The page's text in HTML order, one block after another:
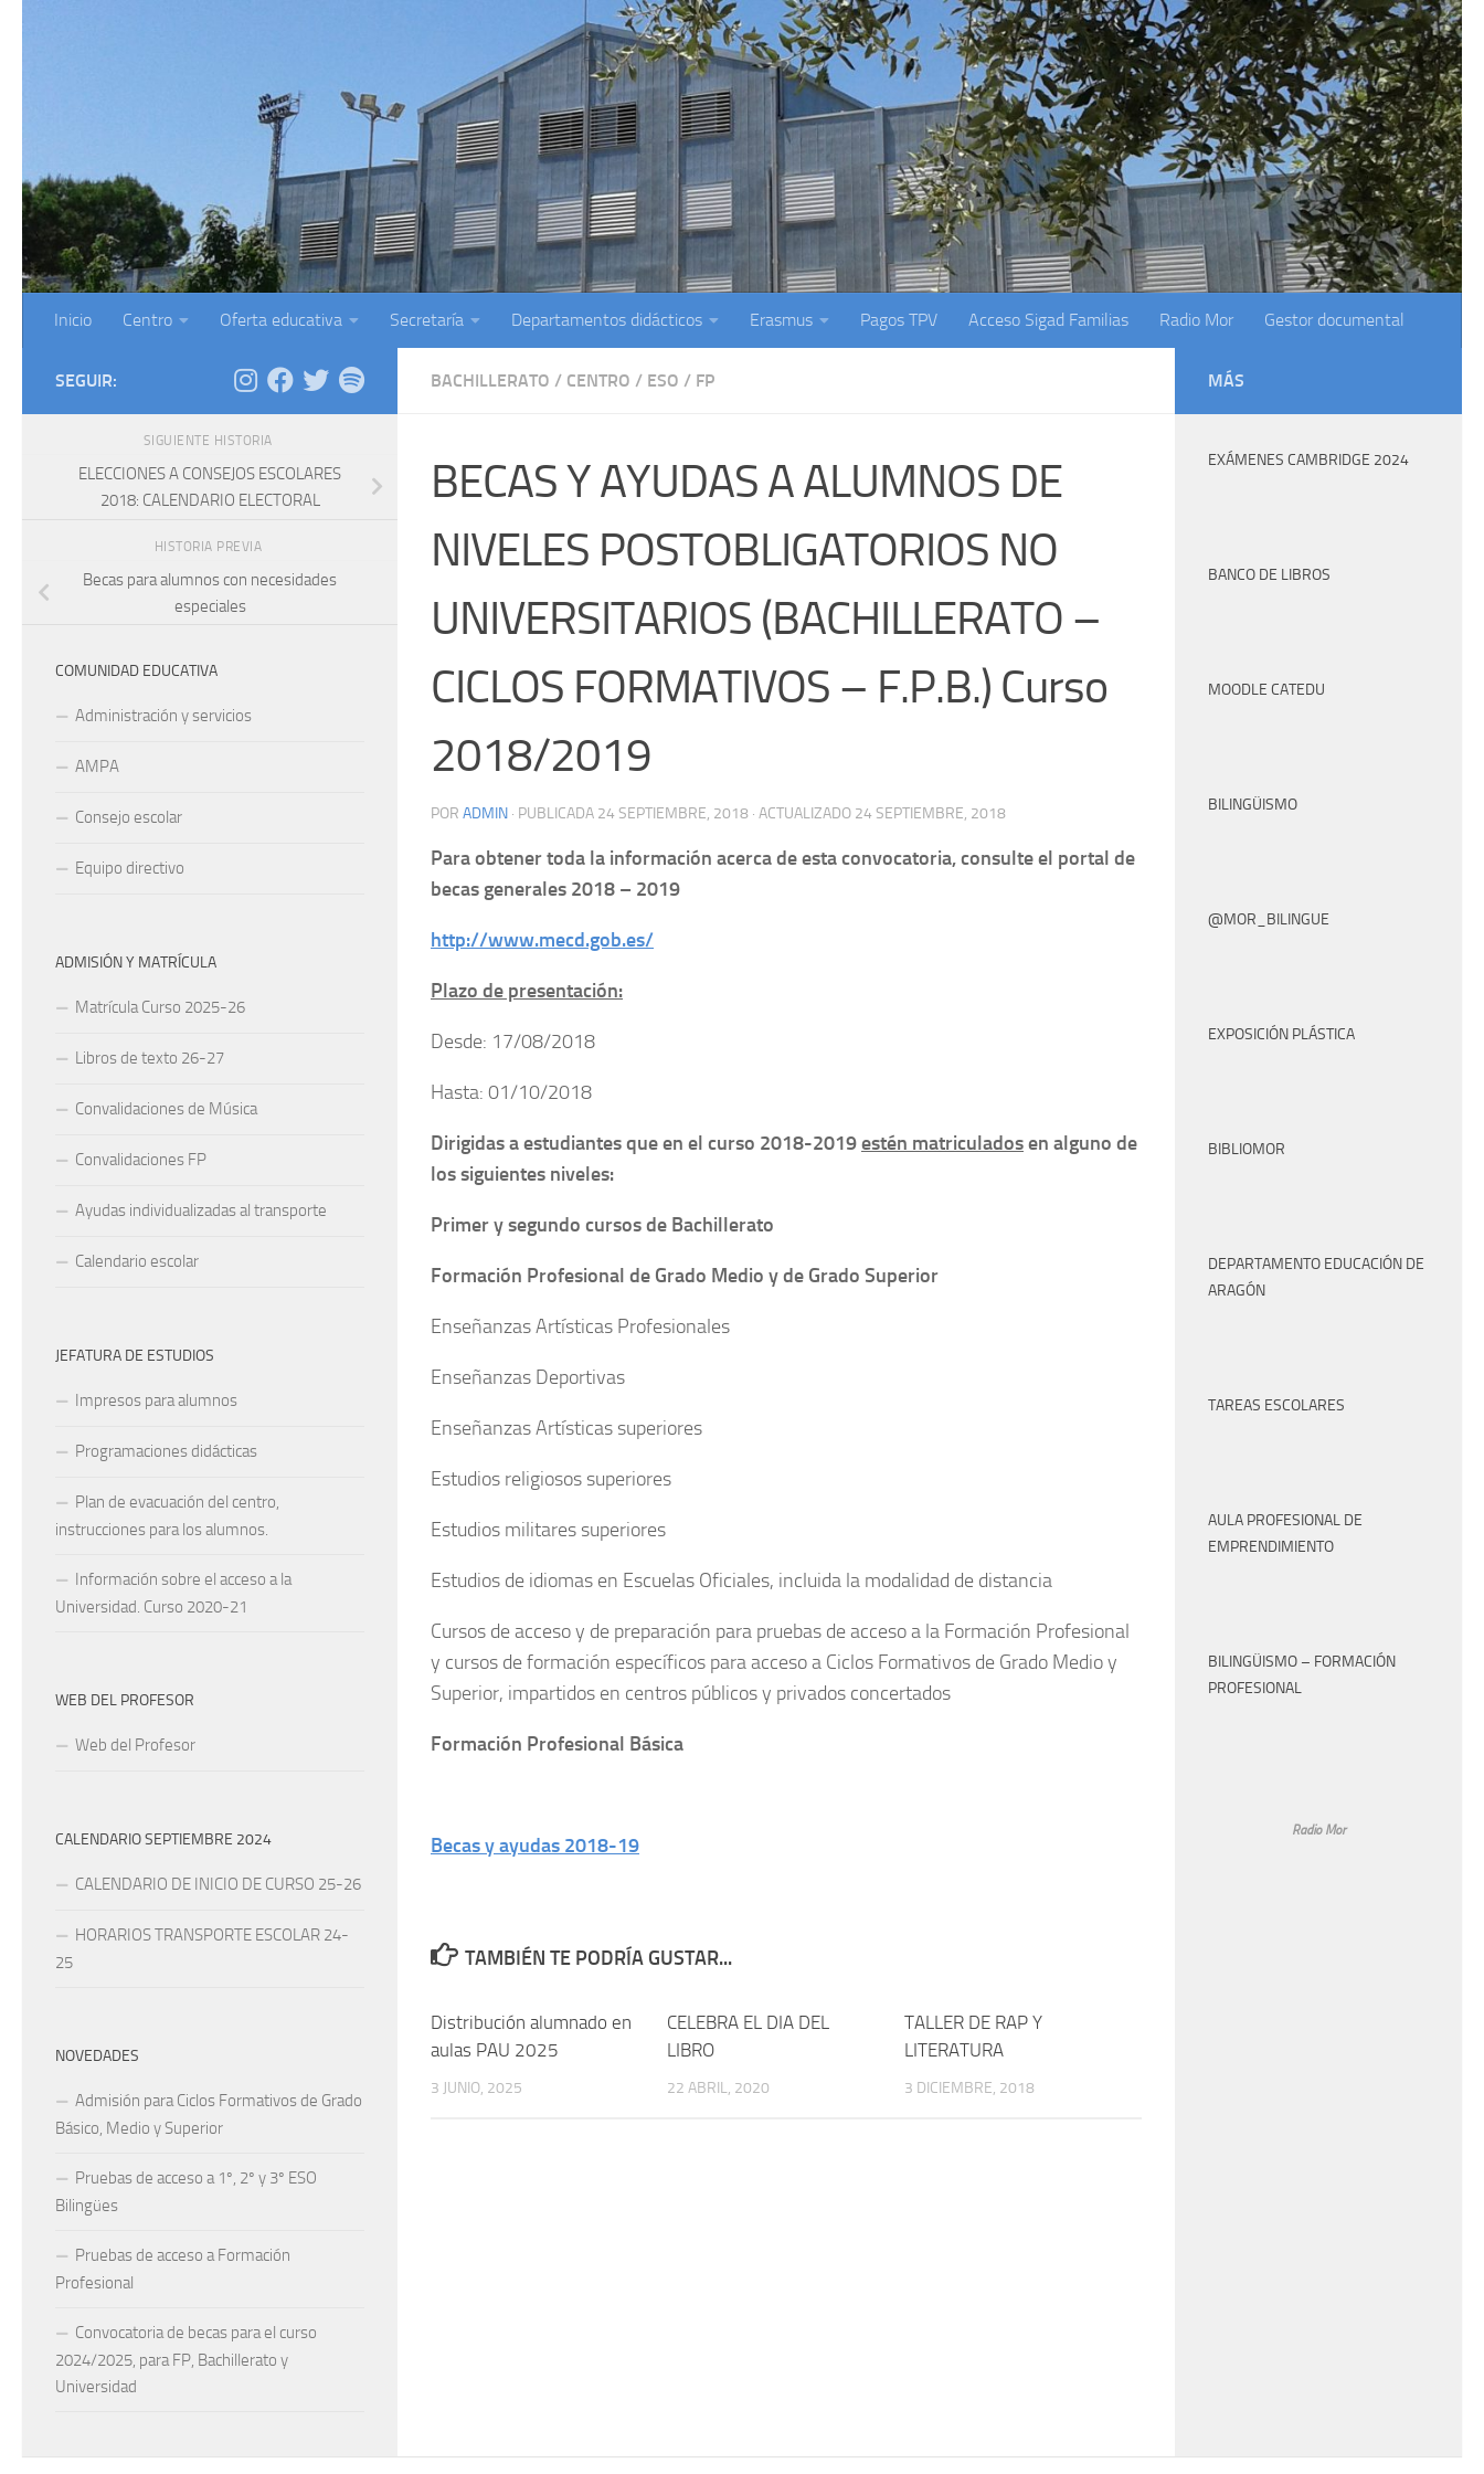
Inicio Centro Oferta educativa Secretaría Departamentos didácticos Erasmus Pagos TPV Acceso Sigad Familias Radio Mor Gestor documental
BACHILLERATO / CENTRO / ESO / FP
BECAS Y AYUDAS A ALUMNOS DE
NIVELES POSTOBLIGATORIOS NO
UNIVERSITARIOS (BACHILLERATO –
CICLOS FORMATIVOS – F.P.B.) Curso
2018/2019
POR ADMIN · PUBLICADA 24 SEPTIEMBRE, 2018 · ACTUALIZADO 24 SEPTIEMBRE, 2018
Para obtener toda la información acerca de esta convocatoria, consulte el portal de
becas generales 2018 – 2019
http://www.mecd.gob.es/
Plazo de presentación:
Desde: 17/08/2018
Hasta: 01/10/2018
Dirigidas a estudiantes que en el curso 2018-2019estén matriculadosen alguno de
los siguientes niveles:
Primer y segundo cursos de Bachillerato
Formación Profesional de Grado Medio y de Grado Superior
Enseñanzas Artísticas Profesionales
Enseñanzas Deportivas
Enseñanzas Artísticas superiores
Estudios religiosos superiores
Estudios militares superiores
Estudios de idiomas en Escuelas Oficiales, incluida la modalidad de distancia
Cursos de acceso y de preparación para pruebas de acceso a la Formación Profesional
y cursos de formación específicos para acceso a Ciclos Formativos de Grado Medio y
Superior, impartidos en centros públicos y privados concertados
Formación Profesional Básica
Becas y ayudas 2018-19
TAMBIÉN TE PODRÍA GUSTAR...
Distribución alumnado en
aulas PAU 2025
3 JUNIO, 2025
CELEBRA EL DIA DEL
LIBRO
22 ABRIL, 2020
TALLER DE RAP Y
LITERATURA
3 DICIEMBRE, 2018
SEGUIR:
SIGUIENTE HISTORIA
ELECCIONES A CONSEJOS ESCOLARES
2018: CALENDARIO ELECTORAL
HISTORIA PREVIA
Becas para alumnos con necesidades
especiales
COMUNIDAD EDUCATIVA
Administración y servicios
AMPA
Consejo escolar
Equipo directivo
ADMISIÓN Y MATRÍCULA
Matrícula Curso 2025-26
Libros de texto 26-27
Convalidaciones de Música
Convalidaciones FP
Ayudas individualizadas al transporte
Calendario escolar
JEFATURA DE ESTUDIOS
Impresos para alumnos
Programaciones didácticas
Plan de evacuación del centro,
instrucciones para los alumnos.
Información sobre el acceso a la
Universidad. Curso 2020-21
WEB DEL PROFESOR
Web del Profesor
CALENDARIO SEPTIEMBRE 2024
CALENDARIO DE INICIO DE CURSO 25-26
HORARIOS TRANSPORTE ESCOLAR 24-
25
NOVEDADES
Admisión para Ciclos Formativos de Grado
Básico, Medio y Superior
Pruebas de acceso a 1º, 2º y 3º ESO
Bilingües
Pruebas de acceso a Formación
Profesional
Convocatoria de becas para el curso
2024/2025, para FP, Bachillerato y
Universidad
MÁS
EXÁMENES CAMBRIDGE 2024
BANCO DE LIBROS
MOODLE CATEDU
BILINGÜISMO
@MOR_BILINGUE
EXPOSICIÓN PLÁSTICA
BIBLIOMOR
DEPARTAMENTO EDUCACIÓN DE
ARAGÓN
TAREAS ESCOLARES
AULA PROFESIONAL DE
EMPRENDIMIENTO
BILINGÜISMO – FORMACIÓN
PROFESIONAL
Radio Mor